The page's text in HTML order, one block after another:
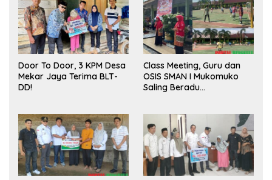
Door To Door, 3 KPM Desa
Mekar Jaya Terima BLT-
DD!
Class Meeting, Guru dan
OSIS SMAN I Mukomuko
Saling Beradu